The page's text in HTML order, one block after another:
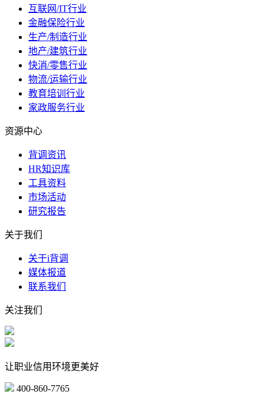
互联网/IT行业
金融保险行业
生产/制造行业
地产/建筑行业
快消/零售行业
物流/运输行业
教育培训行业
家政服务行业
资源中心
背调资讯
HR知识库
工具资料
市场活动
研究报告
关于我们
关于i背调
媒体报道
联系我们
关注我们
让职业信用环境更美好
400-860-7765